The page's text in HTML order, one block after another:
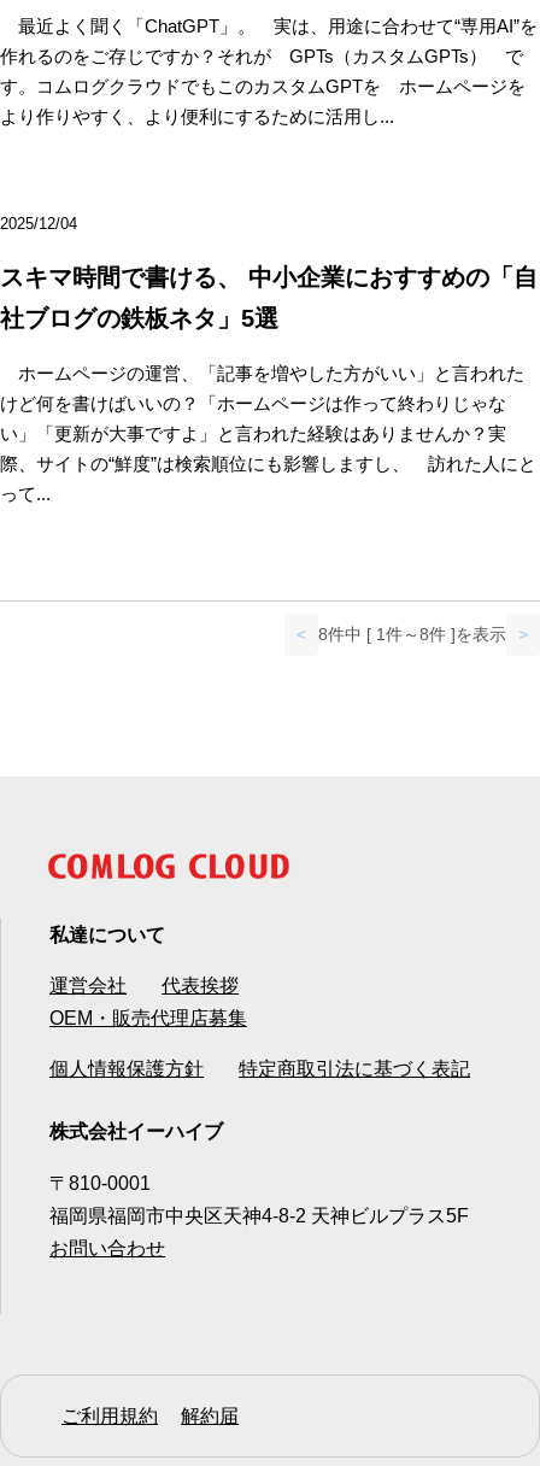
最近よく聞く「ChatGPT」。 実は、用途に合わせて“専用AI”を
作れるのをご存じですか？それが GPTs（カスタムGPTs） で
す。コムログクラウドでもこのカスタムGPTを ホームページを
より作りやすく、より便利にするために活用し...
2025/12/04
スキマ時間で書ける、 中小企業におすすめの「自
社ブログの鉄板ネタ」5選
ホームページの運営、「記事を増やした方がいい」と言われた
けど何を書けばいいの？「ホームページは作って終わりじゃな
い」「更新が大事ですよ」と言われた経験はありませんか？実
際、サイトの“鮮度”は検索順位にも影響しますし、 訪れた人にと
って...
< 8件中 [ 1件～8件 ]を表示 >
私達について
運営会社
代表挨拶
OEM・販売代理店募集
個人情報保護方針 特定商取引法に基づく表記
株式会社イーハイブ
〒810-0001
福岡県福岡市中央区天神4-8-2 天神ビルプラス5F
お問い合わせ
ご利用規約 解約届